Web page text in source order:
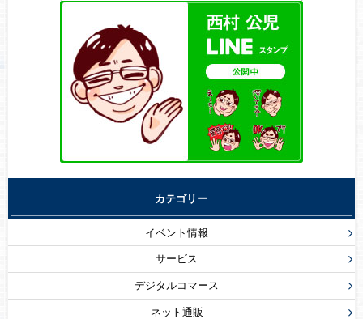
カテゴリー
イベント情報
サービス
デジタルコマース
ネット通販